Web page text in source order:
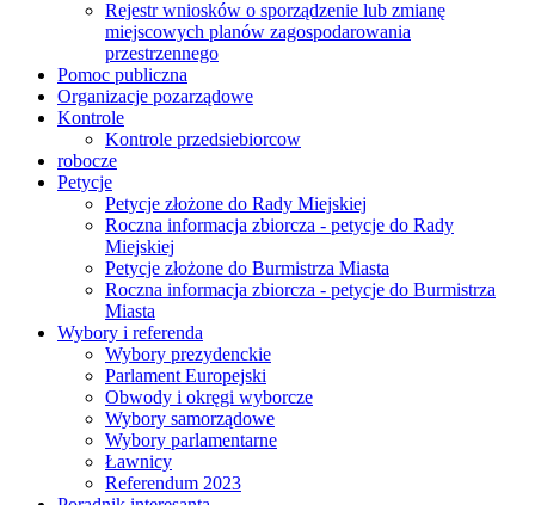
Rejestr wniosków o sporządzenie lub zmianę
miejscowych planów zagospodarowania
przestrzennego
Pomoc publiczna
Organizacje pozarządowe
Kontrole
Kontrole przedsiebiorcow
robocze
Petycje
Petycje złożone do Rady Miejskiej
Roczna informacja zbiorcza - petycje do Rady
Miejskiej
Petycje złożone do Burmistrza Miasta
Roczna informacja zbiorcza - petycje do Burmistrza
Miasta
Wybory i referenda
Wybory prezydenckie
Parlament Europejski
Obwody i okręgi wyborcze
Wybory samorządowe
Wybory parlamentarne
Ławnicy
Referendum 2023